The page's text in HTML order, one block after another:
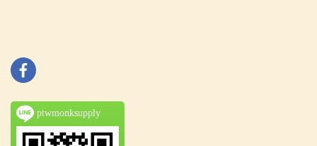
ptwmonksupply